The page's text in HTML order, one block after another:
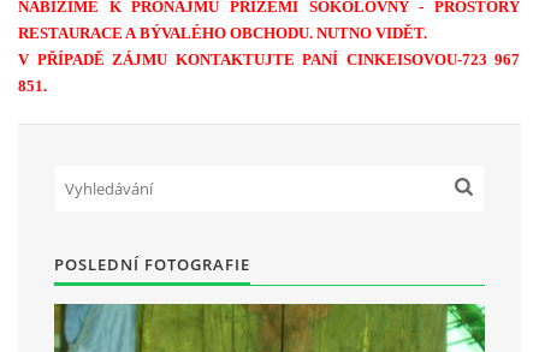
HRY OD ROKU 1973
ČLENOVÉ - SOUČASNOST
NABÍZÍME K PRONÁJMU PŘÍZEMÍ SOKOLOVNY - PROSTORY
RESTAURACE A BÝVALÉHO OBCHODU. NUTNO VIDĚT.
V PŘÍPADĚ ZÁJMU KONTAKTUJTE PANÍ CINKEISOVOU-723 967
851.
POSLEDNÍ FOTOGRAFIE